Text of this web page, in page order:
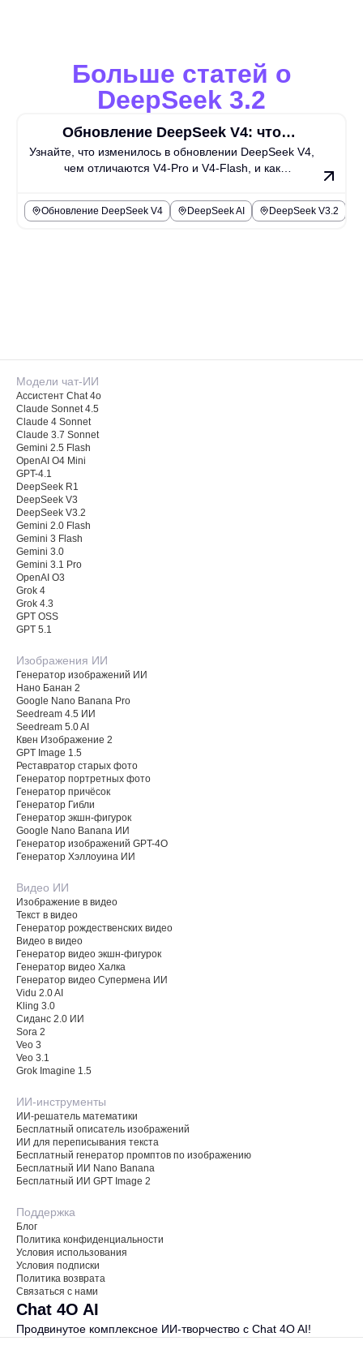
Больше статей о
DeepSeek 3.2
Обновление DeepSeek V4: что
изменилось и как протестировать ИИ-
воркфлоу в стиле DeepSeek на Chat4O
AI
Узнайте, что изменилось в обновлении DeepSeek V4,
чем отличаются V4‑Pro и V4‑Flash, и как
Chat4O AI, прежде чем переходить на другие модели.
Обновление DeepSeek V4 DeepSeek AI DeepSeek V3.2
Модели чат-ИИ
Ассистент Chat 4o
Claude Sonnet 4.5
Claude 4 Sonnet
Claude 3.7 Sonnet
Gemini 2.5 Flash
OpenAI O4 Mini
GPT-4.1
DeepSeek R1
DeepSeek V3
DeepSeek V3.2
Gemini 2.0 Flash
Gemini 3 Flash
Gemini 3.0
Gemini 3.1 Pro
OpenAI O3
Grok 4
Grok 4.3
GPT OSS
GPT 5.1
Изображения ИИ
Генератор изображений ИИ
Нано Банан 2
Google Nano Banana Pro
Seedream 4.5 ИИ
Seedream 5.0 AI
Квен Изображение 2
GPT Image 1.5
Реставратор старых фото
Генератор портретных фото
Генератор причёсок
Генератор Гибли
Генератор экшн-фигурок
Google Nano Banana ИИ
Генератор изображений GPT-4O
Генератор Хэллоуина ИИ
Видео ИИ
Изображение в видео
Текст в видео
Генератор рождественских видео
Видео в видео
Генератор видео экшн-фигурок
Генератор видео Халка
Генератор видео Супермена ИИ
Vidu 2.0 AI
Kling 3.0
Сиданс 2.0 ИИ
Sora 2
Veo 3
Veo 3.1
Grok Imagine 1.5
ИИ-инструменты
ИИ-решатель математики
Бесплатный описатель изображений
ИИ для переписывания текста
Бесплатный генератор промптов по изображению
Бесплатный ИИ Nano Banana
Бесплатный ИИ GPT Image 2
Поддержка
Блог
Политика конфиденциальности
Условия использования
Условия подписки
Политика возврата
Связаться с нами
Chat 4O AI
Продвинутое комплексное ИИ-творчество с Chat 4O AI!